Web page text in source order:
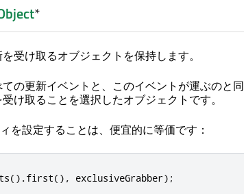
*
受け取るオブジェクトを保持します。
の更新イベントと、このイベントが運ぶのと
け取ることを選択したオブジェクトです。
を設定することは、便宜的に等価です：
() .first() , exclusiveGrabber);